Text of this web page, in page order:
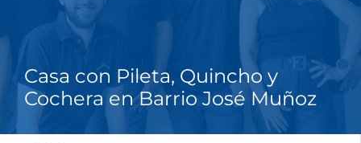
Casa con Pileta, Quincho y
Cochera en Barrio José Muñoz